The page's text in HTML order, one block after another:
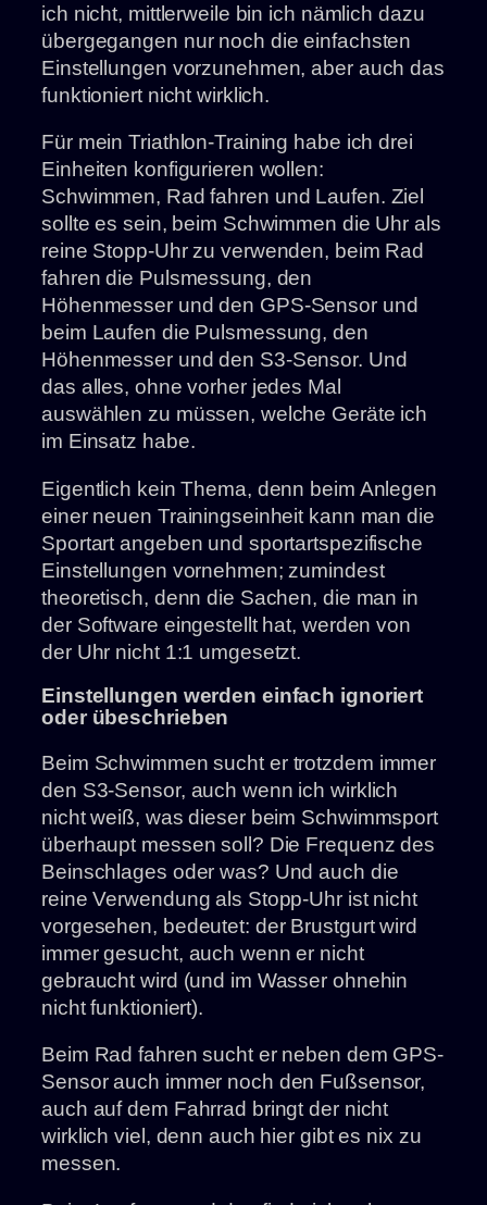
ich nicht, mittlerweile bin ich nämlich dazu
übergegangen nur noch die einfachsten
Einstellungen vorzunehmen, aber auch das
funktioniert nicht wirklich.
Für mein Triathlon-Training habe ich drei
Einheiten konfigurieren wollen:
Schwimmen, Rad fahren und Laufen. Ziel
sollte es sein, beim Schwimmen die Uhr als
reine Stopp-Uhr zu verwenden, beim Rad
fahren die Pulsmessung, den
Höhenmesser und den GPS-Sensor und
beim Laufen die Pulsmessung, den
Höhenmesser und den S3-Sensor. Und
das alles, ohne vorher jedes Mal
auswählen zu müssen, welche Geräte ich
im Einsatz habe.
Eigentlich kein Thema, denn beim Anlegen
einer neuen Trainingseinheit kann man die
Sportart angeben und sportartspezifische
Einstellungen vornehmen; zumindest
theoretisch, denn die Sachen, die man in
der Software eingestellt hat, werden von
der Uhr nicht 1:1 umgesetzt.
Einstellungen werden einfach ignoriert
oder übeschrieben
Beim Schwimmen sucht er trotzdem immer
den S3-Sensor, auch wenn ich wirklich
nicht weiß, was dieser beim Schwimmsport
überhaupt messen soll? Die Frequenz des
Beinschlages oder was? Und auch die
reine Verwendung als Stopp-Uhr ist nicht
vorgesehen, bedeutet: der Brustgurt wird
immer gesucht, auch wenn er nicht
gebraucht wird (und im Wasser ohnehin
nicht funktioniert).
Beim Rad fahren sucht er neben dem GPS-
Sensor auch immer noch den Fußsensor,
auch auf dem Fahrrad bringt der nicht
wirklich viel, denn auch hier gibt es nix zu
messen.